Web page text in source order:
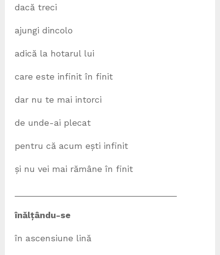
dacă treci
ajungi dincolo
adică la hotarul lui
care este infinit în finit
dar nu te mai intorci
de unde-ai plecat
pentru că acum ești infinit
și nu vei mai rămâne în finit
înălțându-se
în ascensiune lină